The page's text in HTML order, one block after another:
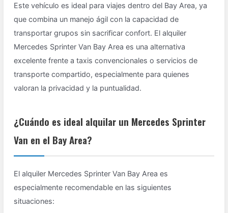
Este vehículo es ideal para viajes dentro del Bay Area, ya
que combina un manejo ágil con la capacidad de
transportar grupos sin sacrificar confort. El alquiler
Mercedes Sprinter Van Bay Area es una alternativa
excelente frente a taxis convencionales o servicios de
transporte compartido, especialmente para quienes
valoran la privacidad y la puntualidad.
¿Cuándo es ideal alquilar un Mercedes Sprinter
Van en el Bay Area?
El alquiler Mercedes Sprinter Van Bay Area es
especialmente recomendable en las siguientes
situaciones: